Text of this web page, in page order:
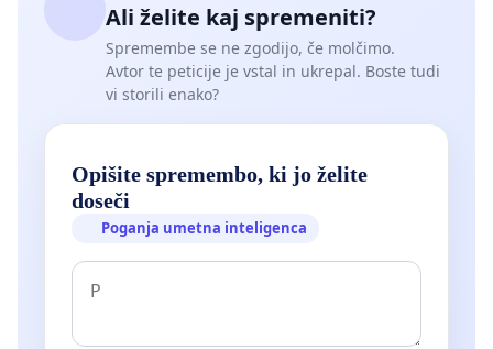
Ali želite kaj spremeniti?
Spremembe se ne zgodijo, če molčimo.
Avtor te peticije je vstal in ukrepal. Boste tudi
vi storili enako?
Opišite spremembo, ki jo želite
doseči
Poganja umetna inteligenca